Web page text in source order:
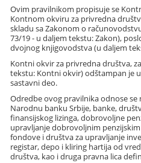
Ovim pravilnikom propisuje se
Kontnom okviru za privredna
skladu sa Zakonom o
73/19 - u daljem tekstu: Zakon),
dvojnog knjigovodstva (u daljem
Kontni okvir za privredna društva,
tekstu: Kontni okvir) odštampan je
sastavni deo.
Odredbe ovog pravilnika odnose se
Narodnu banku Srbije, banke,
finansijskog lizinga, dobrovoljne
upravljanje dobrovoljnim
fondove i društva za upravljanje
registar, depo i kliring hartija od
društva, kao i druga pravna lica